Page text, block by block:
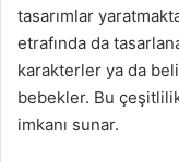
tasarımlar
etrafında da
karakterler ya da
bebekler. Bu
imkanı sunar.